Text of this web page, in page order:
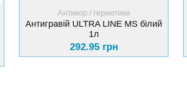
+ Купити
Антикор / герметики
Антигравій ULTRA LINE MS білий
1л
292.95 грн